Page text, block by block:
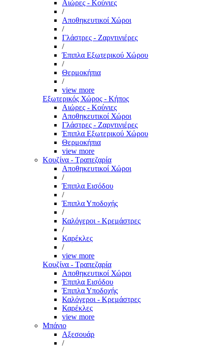
Αιώρες - Κούνιες
/
Αποθηκευτικοί Χώροι
/
Γλάστρες - Ζαρντινιέρες
/
Έπιπλα Εξωτερικού Χώρου
/
Θερμοκήπια
/
view more
Εξωτερικός Χώρος - Κήπος
Αιώρες - Κούνιες
Αποθηκευτικοί Χώροι
Γλάστρες - Ζαρντινιέρες
Έπιπλα Εξωτερικού Χώρου
Θερμοκήπια
view more
Κουζίνα - Τραπεζαρία
Αποθηκευτικοί Χώροι
/
Έπιπλα Εισόδου
/
Έπιπλα Υποδοχής
/
Καλόγεροι - Κρεμάστρες
/
Καρέκλες
/
view more
Κουζίνα - Τραπεζαρία
Αποθηκευτικοί Χώροι
Έπιπλα Εισόδου
Έπιπλα Υποδοχής
Καλόγεροι - Κρεμάστρες
Καρέκλες
view more
Μπάνιο
Αξεσουάρ
/